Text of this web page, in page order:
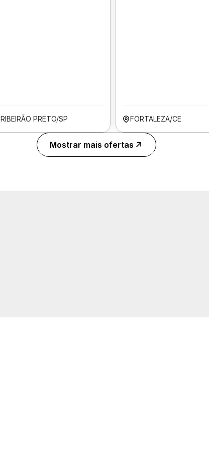
RIBEIRÃO PRETO/SP FORTALEZA/CE
Mostrar mais ofertas